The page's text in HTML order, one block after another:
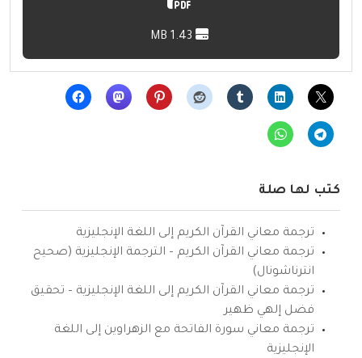
كتب لها صلة
ترجمة معاني القرآن الكريم إلى اللغة الإنجليزية
ترجمة معاني القرآن الكريم – الترجمة الإنجليزية (صحيح
انترناشونال)
ترجمة معاني القرآن الكريم إلى اللغة الإنجليزية – تحقيق
فضل إلهي ظهير
ترجمة معاني سورة الفاتحة مع الزهراوين إلى اللغة
الإنجليزية